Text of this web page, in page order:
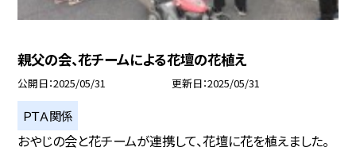
親父の会、花チームによる花壇の花植え
公開日 2025/05/31 更新日 2025/05/31
ＰＴＡ関係
おやじの会と花チームが連携して、花壇に花を植えました。